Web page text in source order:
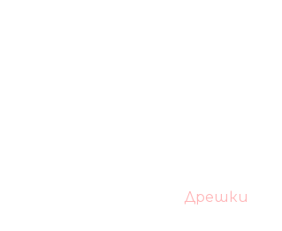
Дрешки